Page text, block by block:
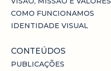
COMO FUNCIONAMOS
IDENTIDADE VISUAL
CONTEÚDOS
PUBLICAÇÕES